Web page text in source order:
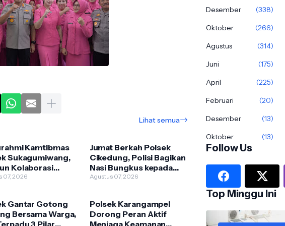
Lihat semua
Kamtibmas
Sukagumiwang,
Kolaborasi
Desa Aman
07, 2026
Jumat Berkah Polsek
Cikedung, Polisi Bagikan
Nasi Bungkus kepada
Warga
Agustus 07, 2026
Gantar Gotong
Bersama Warga,
3 Pilar
Polsek Karangampel
Dorong Peran Aktif
Menjaga Keamanan
Desember
(338)
Oktober
(266)
Agustus
(314)
Juni
(175)
April
(225)
Februari
(20)
Desember
(13)
Oktober
(13)
Follow Us
Top Minggu Ini